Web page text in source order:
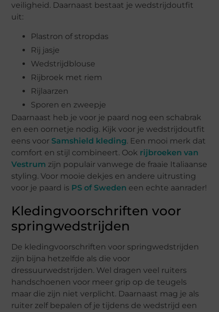
veiligheid. Daarnaast bestaat je wedstrijdoutfit
uit:
Plastron of stropdas
Rij jasje
Wedstrijdblouse
Rijbroek met riem
Rijlaarzen
Sporen en zweepje
Daarnaast heb je voor je paard nog een schabrak
en een oornetje nodig. Kijk voor je wedstrijdoutfit
eens voor Samshield kleding. Een mooi merk dat
comfort en stijl combineert. Ook rijbroeken van
Vestrum zijn populair vanwege de fraaie Italiaanse
styling. Voor mooie dekjes en andere uitrusting
voor je paard is PS of Sweden een echte aanrader!
Kledingvoorschriften voor
springwedstrijden
De kledingvoorschriften voor springwedstrijden
zijn bijna hetzelfde als die voor
dressuurwedstrijden. Wel dragen veel ruiters
handschoenen voor meer grip op de teugels
maar die zijn niet verplicht. Daarnaast mag je als
ruiter zelf bepalen of je tijdens de wedstrijd een